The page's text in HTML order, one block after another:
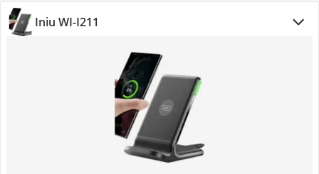
Iniu WI-I211